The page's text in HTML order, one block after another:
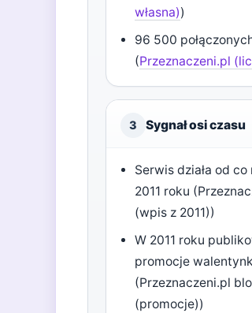
własna))
96 500
(Przeznaczeni.pl
3 Sygnał osi czasu
Serwis działa od co
2011 roku
(wpis z 2011))
W 2011 roku
promocje
(Przeznaczeni.pl
(promocje))